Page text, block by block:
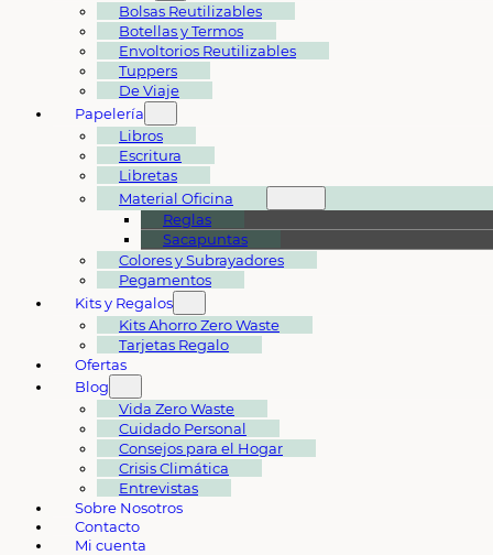
Bolsas Reutilizables
Botellas y Termos
Envoltorios Reutilizables
Tuppers
De Viaje
Papelería
Libros
Escritura
Libretas
Material Oficina
Reglas
Sacapuntas
Colores y Subrayadores
Pegamentos
Kits y Regalos
Kits Ahorro Zero Waste
Tarjetas Regalo
Ofertas
Blog
Vida Zero Waste
Cuidado Personal
Consejos para el Hogar
Crisis Climática
Entrevistas
Sobre Nosotros
Contacto
Mi cuenta